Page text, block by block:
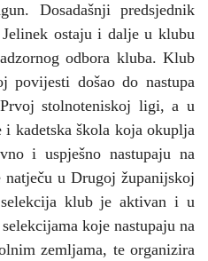
Dosadašnji predsjednik
ostaju i dalje u klubu
odbora kluba. Klub
povijesti došao do nastupa
stolnoteniskoj ligi, a u
i kadetska škola koja okuplja
i uspješno nastupaju na
u Drugoj županijskoj
klub je aktivan i u
koje nastupaju na
zemljama, te organizira